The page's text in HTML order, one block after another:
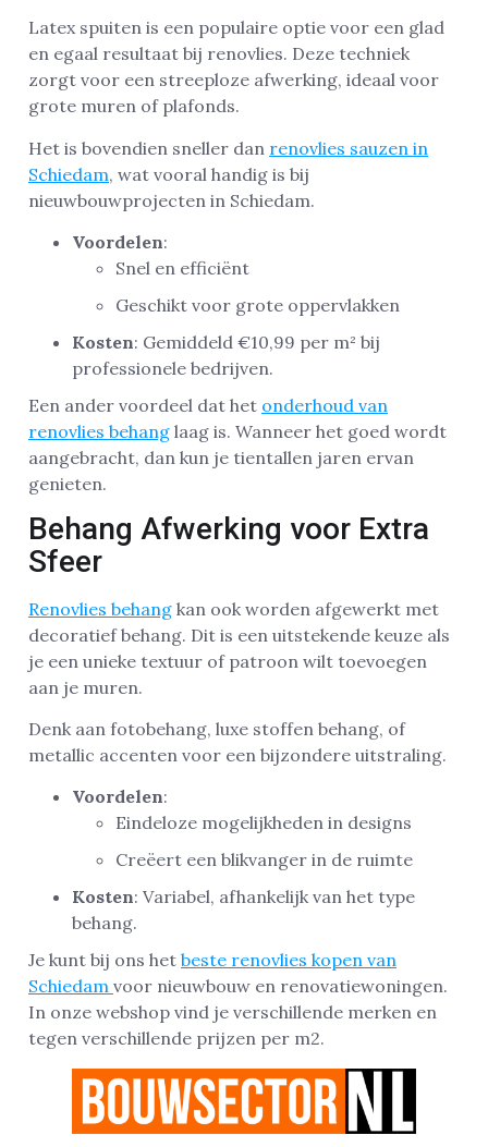
Latex spuiten is een populaire optie voor een glad
en egaal resultaat bij renovlies. Deze techniek
zorgt voor een streeploze afwerking, ideaal voor
grote muren of plafonds.
Het is bovendien sneller dan renovlies sauzen in
Schiedam, wat vooral handig is bij
nieuwbouwprojecten in Schiedam.
Voordelen:
Snel en efficiënt
Geschikt voor grote oppervlakken
Kosten: Gemiddeld €10,99 per m² bij
professionele bedrijven.
Een ander voordeel dat het onderhoud van
renovlies behang laag is. Wanneer het goed wordt
aangebracht, dan kun je tientallen jaren ervan
genieten.
Behang Afwerking voor Extra
Sfeer
Renovlies behang kan ook worden afgewerkt met
decoratief behang. Dit is een uitstekende keuze als
je een unieke textuur of patroon wilt toevoegen
aan je muren.
Denk aan fotobehang, luxe stoffen behang, of
metallic accenten voor een bijzondere uitstraling.
Voordelen:
Eindeloze mogelijkheden in designs
Creëert een blikvanger in de ruimte
Kosten: Variabel, afhankelijk van het type
behang.
Je kunt bij ons het beste renovlies kopen van
Schiedam voor nieuwbouw en renovatiewoningen.
In onze webshop vind je verschillende merken en
tegen verschillende prijzen per m2.